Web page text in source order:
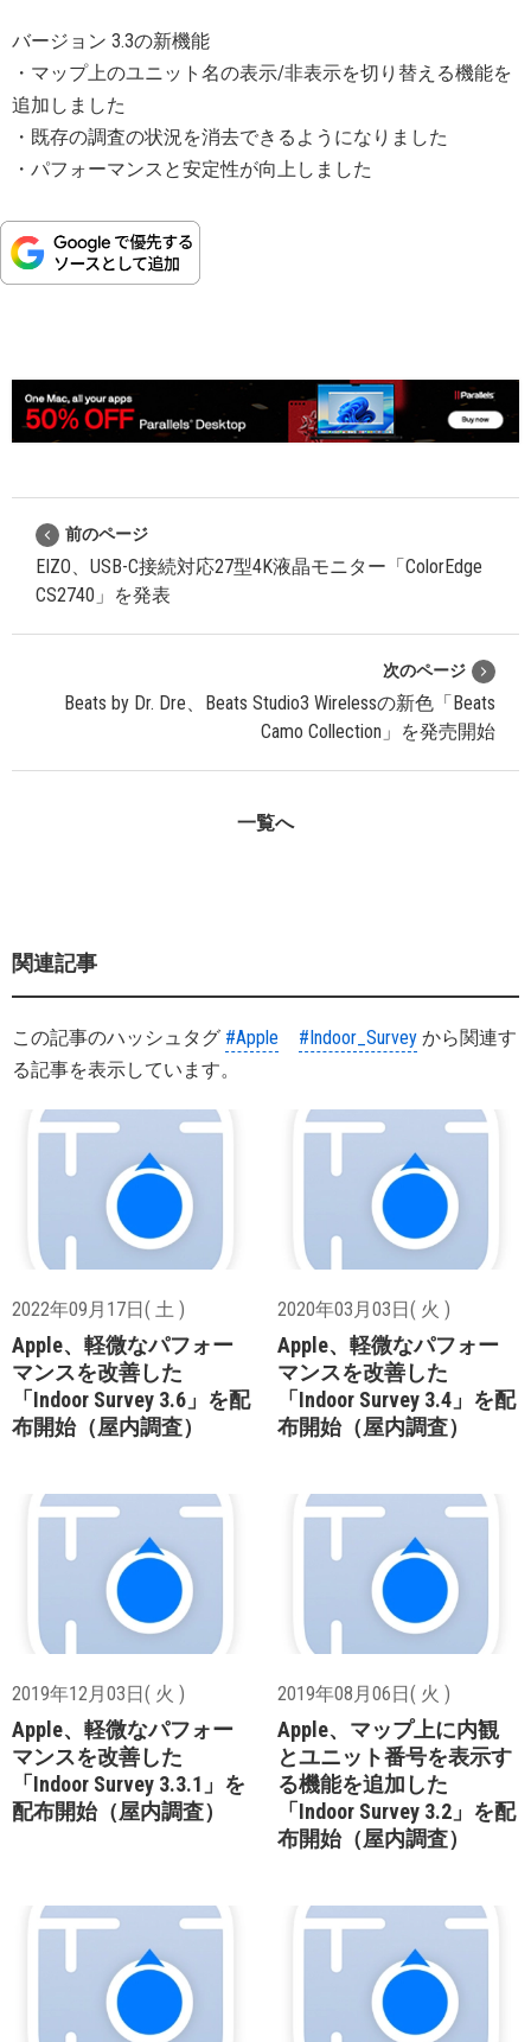
バージョン 3.3の新機能
・マップ上のユニット名の表示/非表示を切り替える機能を
追加しました
・既存の調査の状況を消去できるようになりました
・パフォーマンスと安定性が向上しました
前のページ
EIZO、USB-C接続対応27型4K液晶モニター「ColorEdge
CS2740」を発表
次のページ
Beats by Dr. Dre、Beats Studio3 Wirelessの新色「Beats
Camo Collection」を発売開始
一覧へ
関連記事
この記事のハッシュタグ #Apple #Indoor_Survey から関連す
る記事を表示しています。
2022年09月17日( 土 )
Apple、軽微なパフォー
マンスを改善した
「Indoor Survey 3.6」を配
布開始（屋内調査）
2020年03月03日( 火 )
Apple、軽微なパフォー
マンスを改善した
「Indoor Survey 3.4」を配
布開始（屋内調査）
2019年12月03日( 火 )
Apple、軽微なパフォー
マンスを改善した
「Indoor Survey 3.3.1」を
配布開始（屋内調査）
2019年08月06日( 火 )
Apple、マップ上に内観
とユニット番号を表示す
る機能を追加した
「Indoor Survey 3.2」を配
布開始（屋内調査）